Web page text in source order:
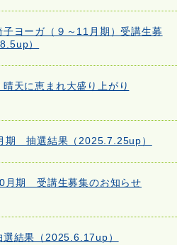
ヨーガ（９～11月期）受講生募
）
天に恵まれ大盛り上がり
期 抽選結果（2025.7.25up）
月期 受講生募集のお知らせ
結果（2025.6.17up）